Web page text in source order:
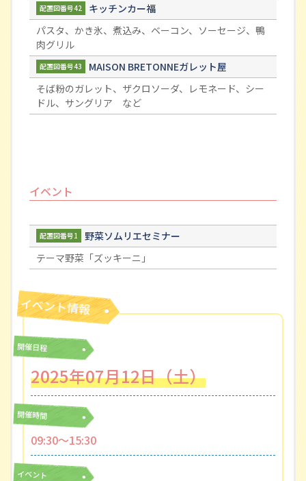
配置図番号42
キッチンカー福
パスタ、かき氷、煮込み、ベーコン、ソーセージ、鴨
肉グリル
配置図番号43
MAISON BRETONNEガレット屋
そば粉のガレット、ザクロソーダ、レモネード、シー
ドル、サングリア など
イベント
配置図番号1
野菜ソムリエセミナー
テーマ野菜「ズッキーニ」
開催日程
2025年07月12日（土）
開催時間
09:30〜15:30
イベント